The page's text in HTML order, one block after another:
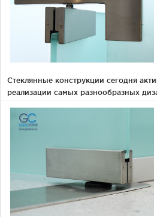
Стеклянные конструкции сегодня
реализации самых разнообразных